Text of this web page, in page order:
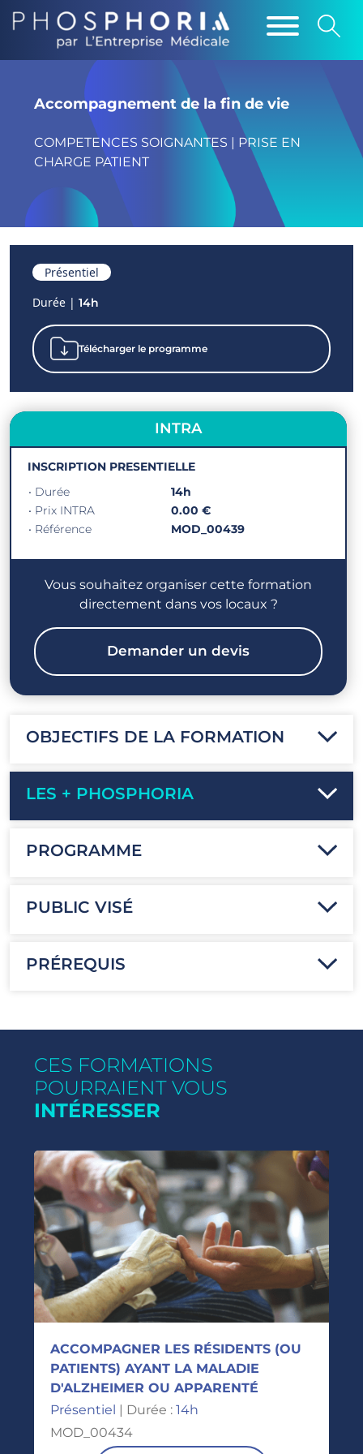
Accompagnement de la fin de vie
COMPETENCES SOIGNANTES | PRISE EN
CHARGE PATIENT
Présentiel
Durée | 14h
Télécharger le programme
INTRA
INSCRIPTION PRESENTIELLE
• Durée
14h
• Prix INTRA
0.00 €
• Référence
MOD_00439
Vous souhaitez organiser cette formation
directement dans vos locaux ?
Demander un devis
OBJECTIFS DE LA FORMATION
LES + PHOSPHORIA
PROGRAMME
PUBLIC VISÉ
PRÉREQUIS
CES FORMATIONS
POURRAIENT VOUS
INTÉRESSER
ACCOMPAGNER LES RÉSIDENTS (OU
PATIENTS) AYANT LA MALADIE
D'ALZHEIMER OU APPARENTÉ
Présentiel | Durée : 14h
MOD_00434